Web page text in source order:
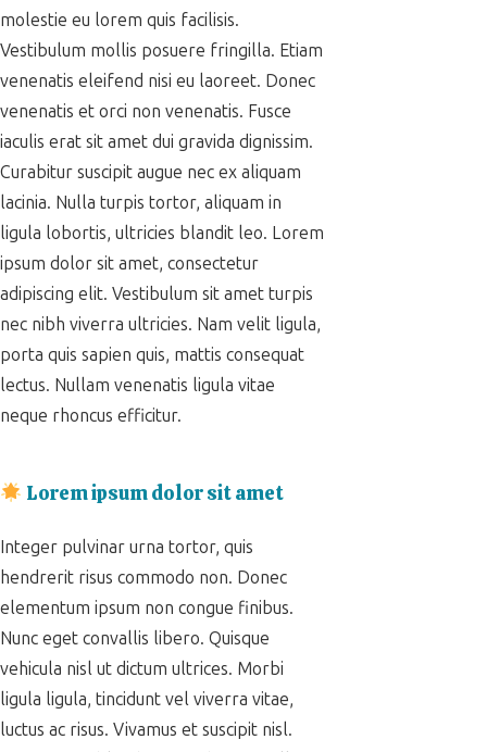
molestie eu lorem quis facilisis.
Vestibulum mollis posuere fringilla. Etiam
venenatis eleifend nisi eu laoreet. Donec
venenatis et orci non venenatis. Fusce
iaculis erat sit amet dui gravida dignissim.
Curabitur suscipit augue nec ex aliquam
lacinia. Nulla turpis tortor, aliquam in
ligula lobortis, ultricies blandit leo. Lorem
ipsum dolor sit amet, consectetur
adipiscing elit. Vestibulum sit amet turpis
nec nibh viverra ultricies. Nam velit ligula,
porta quis sapien quis, mattis consequat
lectus. Nullam venenatis ligula vitae
neque rhoncus efficitur.
Lorem ipsum dolor sit amet
Integer pulvinar urna tortor, quis
hendrerit risus commodo non. Donec
elementum ipsum non congue finibus.
Nunc eget convallis libero. Quisque
vehicula nisl ut dictum ultrices. Morbi
ligula ligula, tincidunt vel viverra vitae,
luctus ac risus. Vivamus et suscipit nisl.